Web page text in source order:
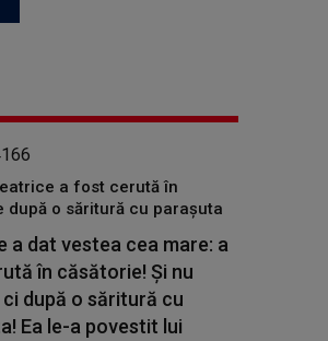
a fost cerută în
după o săritură cu parașuta
a dat vestea cea mare: a
în căsătorie! Și nu
după o săritură cu
Ea le-a povestit lui